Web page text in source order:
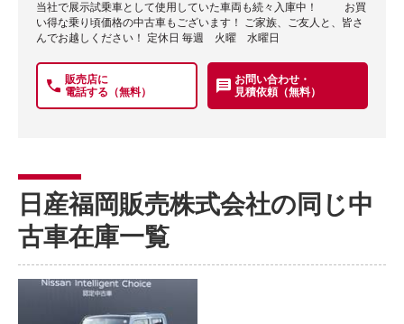
当社で展示試乗車として使用していた車両も続々入庫中！ お買
い得な乗り頃価格の中古車もございます！ ご家族、ご友人と、皆さ
んでお越しください！ 定休日 毎週 火曜 水曜日
販売店に
電話する（無料）
お問い合わせ・
見積依頼（無料）
日産福岡販売株式会社の同じ中
古車在庫一覧